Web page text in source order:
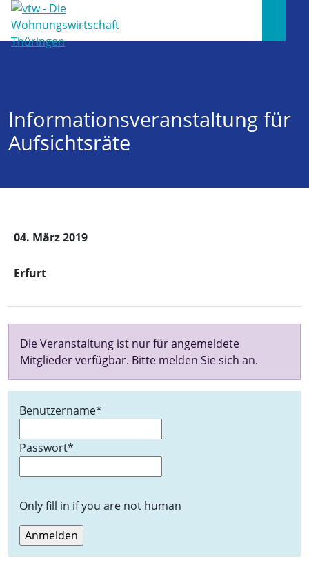
Informationsveranstaltung für
Aufsichtsräte
04. März 2019
Erfurt
Die Veranstaltung ist nur für angemeldete
Mitglieder verfügbar. Bitte melden Sie sich an.
Benutzername*
Passwort*
Only fill in if you are not human